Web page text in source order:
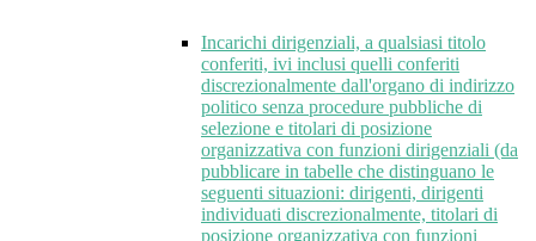
Incarichi dirigenziali, a qualsiasi titolo
conferiti, ivi inclusi quelli conferiti
discrezionalmente dall'organo di indirizzo
politico senza procedure pubbliche di
selezione e titolari di posizione
organizzativa con funzioni dirigenziali (da
pubblicare in tabelle che distinguano le
seguenti situazioni: dirigenti, dirigenti
individuati discrezionalmente, titolari di
posizione organizzativa con funzioni